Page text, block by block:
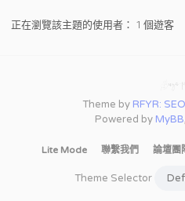
正在瀏覽該主題的使用者： 1 個遊客
Theme by RFYR:
Powered by MyBB
Lite Mode 聯繫我們 論壇團
Theme Selector